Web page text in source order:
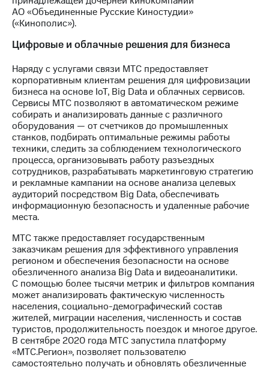
АО «Объединенные Русские Киностудии»
(«Кинополис»).
Цифровые и облачные решения для бизнеса
Наряду с услугами связи МТС предоставляет
корпоративным клиентам решения для цифровизации
бизнеса на основе IoT, Big Data и облачных сервисов.
Сервисы МТС позволяют в автоматическом режиме
собирать и анализировать данные с различного
оборудования — от счетчиков до промышленных
станков, подбирать оптимальные режимы работы
техники, следить за соблюдением технологического
процесса, организовывать работу разъездных
сотрудников, разрабатывать маркетинговую стратегию
и рекламные кампании на основе анализа целевых
аудиторий посредством Big Data, обеспечивать
информационную безопасность и удаленные рабочие
места.
МТС также предоставляет государственным
заказчикам решения для эффективного управления
регионом и обеспечения безопасности на основе
обезличенного анализа Big Data и видеоаналитики.
С помощью более тысячи метрик и фильтров компания
может анализировать фактическую численность
населения,социально-демографический состав
жителей, миграции населения, численность и состав
туристов, продолжительность поездок и многое другое.
В сентябре 2020 года МТС запустила платформу
«МТС.Регион», позволяет пользователю
самостоятельно получать и обновлять обезличенные